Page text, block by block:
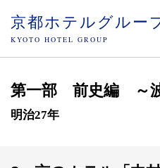
京都ホテルグルー
KYOTO HOTEL GROUP
第一部 前史編 ～
明治27年